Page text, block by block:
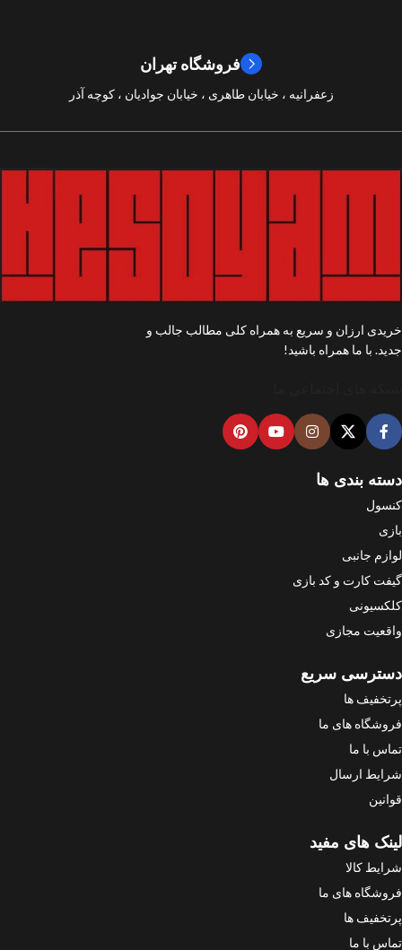
فروشگاه تهران
زعفرانیه ، خیابان طاهری ، خیابان جوادیان ، کوچه آذر
خریدی ارزان و سریع به همراه کلی مطالب جالب و
جدید. با ما همراه باشید!
دسته بندی ها
کنسول
بازی
لوازم جانبی
گیفت کارت و کد بازی
کلکسیونی
واقعیت مجازی
دسترسی سریع
پرتخفیف ها
فروشگاه های ما
تماس با ما
شرایط ارسال
قوانین
لینک های مفید
شرایط کالا
فروشگاه های ما
پرتخفیف ها
تماس با ما